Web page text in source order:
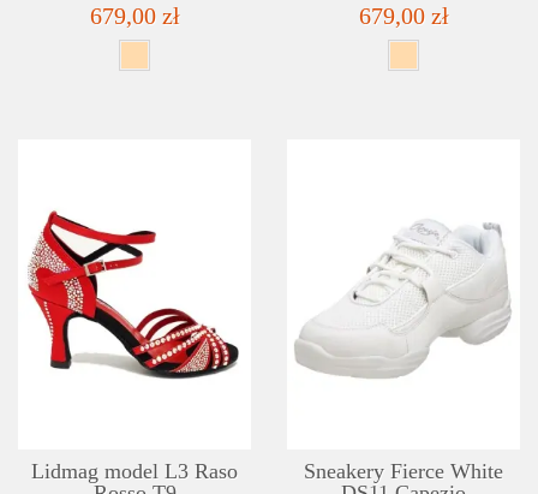
679,00 zł 679,00 zł
LISTA ŻYCZEŃ
SZCZEGÓŁY
Lidmag model L3 Raso
Sneakery Fierce White